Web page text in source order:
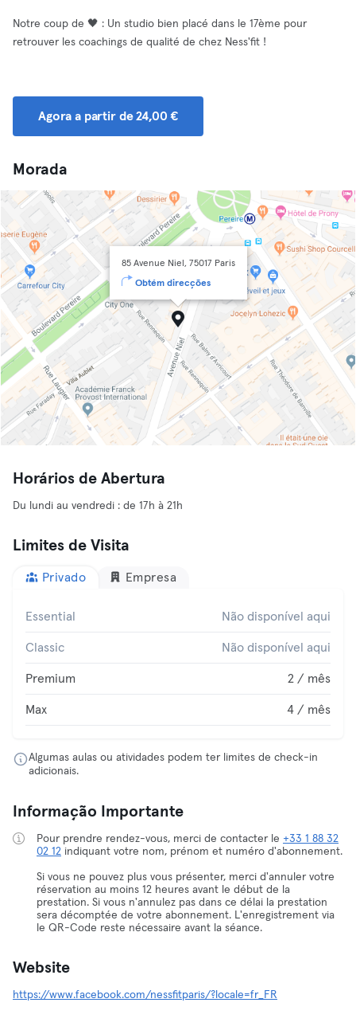
Notre coup de 🖤 : Un studio bien placé dans le 17ème pour
retrouver les coachings de qualité de chez Ness'fit !
Agora a partir de 24,00 €
Morada
85 Avenue Niel, 75017 Paris
Obtém direcções
Horários de Abertura
Du lundi au vendredi : de 17h à 21h
Limites de Visita
Privado Empresa
Essential Não disponível aqui
Classic Não disponível aqui
Premium 2 / mês
Max 4 / mês
Algumas aulas ou atividades podem ter limites de check-in
adicionais.
Informação Importante
Pour prendre rendez-vous, merci de contacter le +33 1 88 32
02 12 indiquant votre nom, prénom et numéro d'abonnement.
Si vous ne pouvez plus vous présenter, merci d'annuler votre
réservation au moins 12 heures avant le début de la
prestation. Si vous n'annulez pas dans ce délai la prestation
sera décomptée de votre abonnement. L'enregistrement via
le QR-Code reste nécessaire avant la séance.
Website
https://www.facebook.com/nessfitparis/?locale=fr_FR